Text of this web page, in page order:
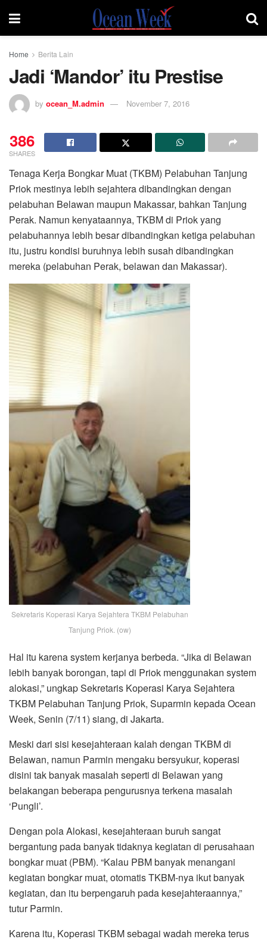
Home Berita Lain
Jadi ‘Mandor’ itu Prestise
by ocean_M.admin November 7, 2016
386
SHARES
Tenaga Kerja Bongkar Muat (TKBM) Pelabuhan Tanjung
Priok mestinya lebih sejahtera dibandingkan dengan
pelabuhan Belawan maupun Makassar, bahkan Tanjung
Perak. Namun kenyataannya, TKBM di Priok yang
pelabuhannya lebih besar dibandingkan ketiga pelabuhan
itu, justru kondisi buruhnya lebih susah dibandingkan
mereka (pelabuhan Perak, belawan dan Makassar).
Sekretaris Koperasi Karya Sejahtera TKBM Pelabuhan
Tanjung Priok. (ow)
Hal itu karena system kerjanya berbeda. “Jika di Belawan
lebih banyak borongan, tapi di Priok menggunakan system
alokasi,” ungkap Sekretaris Koperasi Karya Sejahtera
TKBM Pelabuhan Tanjung Priok, Suparmin kepada Ocean
Week, Senin (7/11) siang, di Jakarta.
Meski dari sisi kesejahteraan kalah dengan TKBM di
Belawan, namun Parmin mengaku bersyukur, koperasi
disini tak banyak masalah seperti di Belawan yang
belakangan beberapa pengurusnya terkena masalah
‘Pungli’.
Dengan pola Alokasi, kesejahteraan buruh sangat
bergantung pada banyak tidaknya kegiatan di perusahaan
bongkar muat (PBM). “Kalau PBM banyak menangani
kegiatan bongkar muat, otomatis TKBM-nya ikut banyak
kegiatan, dan itu berpengaruh pada kesejahteraannya,”
tutur Parmin.
Karena itu, Koperasi TKBM sebagai wadah mereka terus